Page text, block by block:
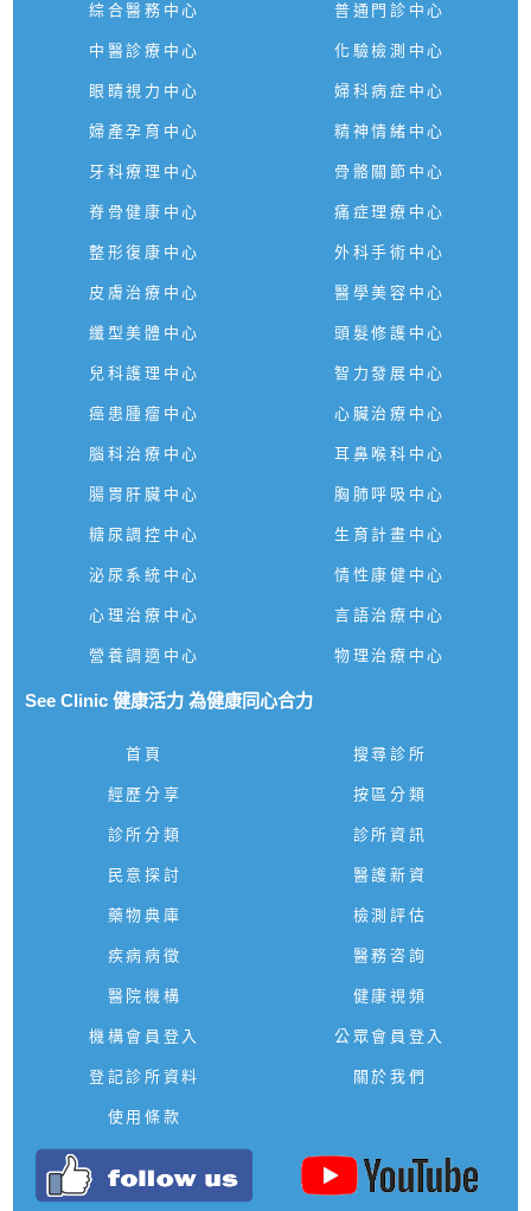
綜合醫務中心 普通門診中心
中醫診療中心 化驗檢測中心
眼睛視力中心 婦科病症中心
婦產孕育中心 精神情緒中心
牙科療理中心 骨骼關節中心
脊骨健康中心 痛症理療中心
整形復康中心 外科手術中心
皮膚治療中心 醫學美容中心
纖型美體中心 頭髮修護中心
兒科護理中心 智力發展中心
癌患腫瘤中心 心臟治療中心
腦科治療中心 耳鼻喉科中心
腸胃肝臟中心 胸肺呼吸中心
糖尿調控中心 生育計畫中心
泌尿系統中心 情性康健中心
心理治療中心 言語治療中心
營養調適中心 物理治療中心
See Clinic 健康活力 為健康同心合力
首頁 搜尋診所
經歷分享 按區分類
診所分類 診所資訊
民意探討 醫護新資
藥物典庫 檢測評估
疾病病徵 醫務咨詢
醫院機構 健康視頻
機構會員登入 公眾會員登入
登記診所資料 關於我們
使用條款